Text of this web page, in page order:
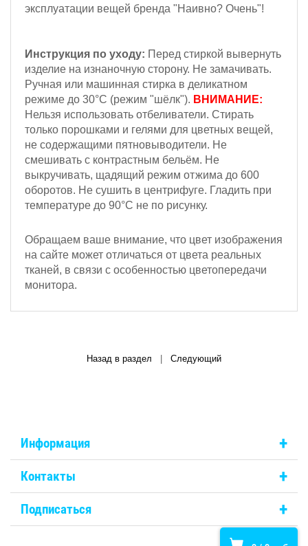
эксплуатации вещей бренда "Наивно? Очень"!
Инструкция по уходу: Перед стиркой вывернуть
изделие на изнаночную сторону. Не замачивать.
Ручная или машинная стирка в деликатном
режиме до 30°С (режим "шёлк"). ВНИМАНИЕ:
Нельзя использовать отбеливатели. Стирать
только порошками и гелями для цветных вещей,
не содержащими пятновыводители. Не
смешивать с контрастным бельём. Не
выкручивать, щадящий режим отжима до 600
оборотов. Не сушить в центрифуге. Гладить при
температуре до 90°С не по рисунку.
Обращаем ваше внимание, что цвет изображения
на сайте может отличаться от цвета реальных
тканей, в связи с особенностью цветопередачи
монитора.
Назад в раздел Следующий
Информация +
Контакты +
Подписаться +